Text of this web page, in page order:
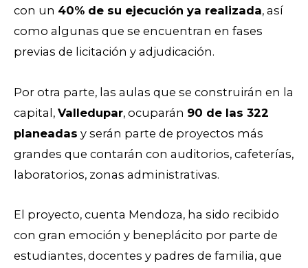
con un 40% de su ejecución ya realizada, así
como algunas que se encuentran en fases
previas de licitación y adjudicación.
Por otra parte, las aulas que se construirán en la
capital, Valledupar, ocuparán 90 de las 322
planeadas y serán parte de proyectos más
grandes que contarán con auditorios, cafeterías,
laboratorios, zonas administrativas.
El proyecto, cuenta Mendoza, ha sido recibido
con gran emoción y beneplácito por parte de
estudiantes, docentes y padres de familia, que